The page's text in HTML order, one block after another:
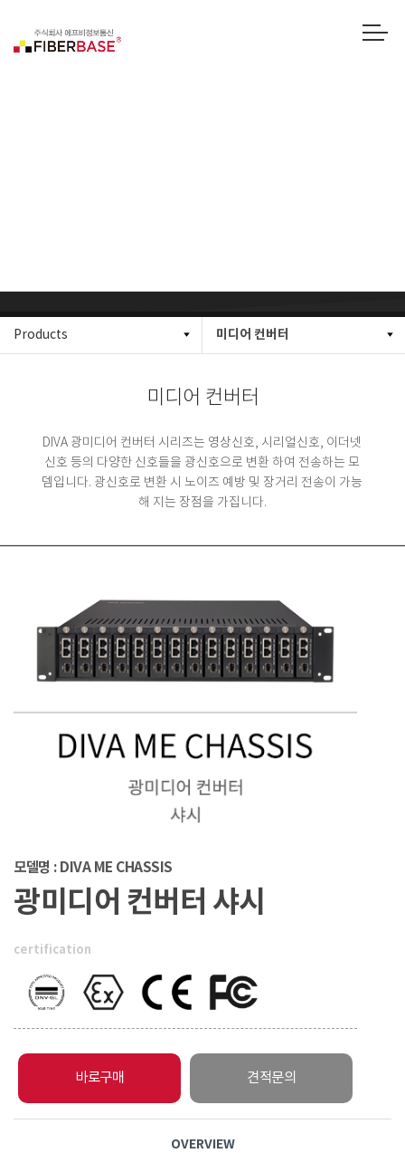
Products 미디어 컨버터
미디어 컨버터
DIVA 광미디어 컨버터 시리즈는 영상신호, 시리얼신호, 이더넷
신호 등의 다양한 신호들을 광신호으로 변환 하여 전송하는 모
뎀입니다. 광신호로 변환 시 노이즈 예방 및 장거리 전송이 가능
해 지는 장점을 가집니다.
모델명 : DIVA ME CHASSIS
광미디어 컨버터 샤시
certification
바로구매 견적문의
OVERVIEW